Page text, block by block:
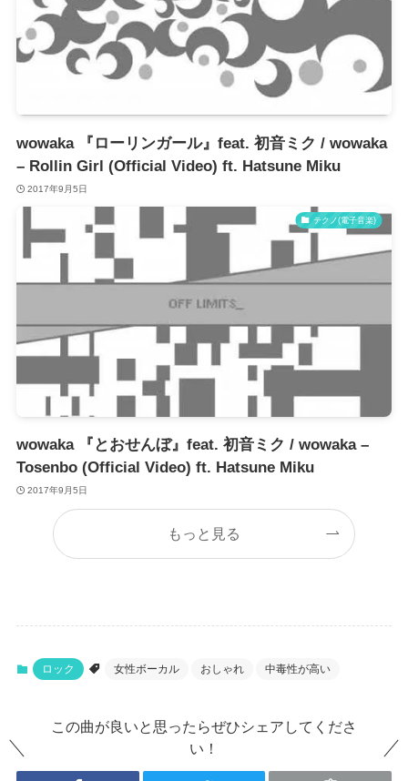
wowaka 『ローリンガール』feat. 初音ミク / wowaka
– Rollin Girl (Official Video) ft. Hatsune Miku
2017年9月5日
テクノ(電子音楽)
wowaka 『とおせんぼ』feat. 初音ミク / wowaka –
Tosenbo (Official Video) ft. Hatsune Miku
2017年9月5日
もっと見る
ロック 女性ボーカル おしゃれ 中毒性が高い
この曲が良いと思ったらぜひシェアしてくださ
い！